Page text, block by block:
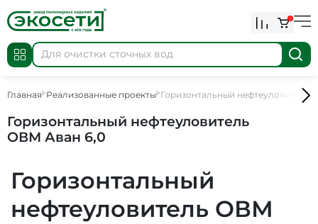
0
Главная Реализованные проекты Горизонтальный нефтеуловитель
Горизонтальный нефтеуловитель
ОВМ Аван 6,0
Горизонтальный
нефтеуловитель ОВМ